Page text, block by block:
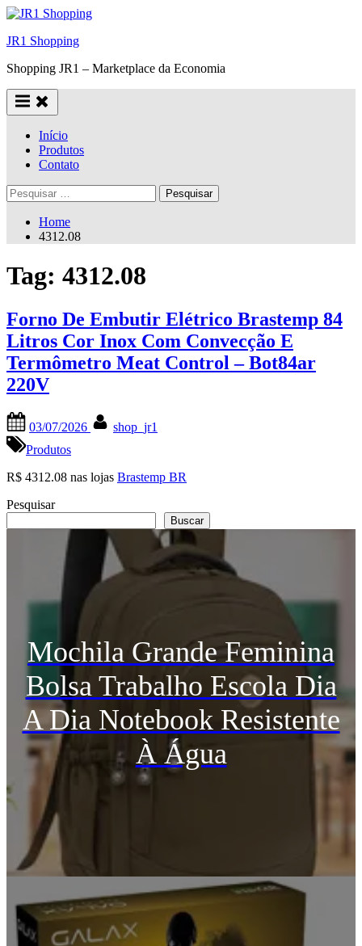
Skip
content
JR1 Shopping
Shopping JR1 – Marketplace da Economia
Início
Produtos
Contato
Pesquisar
por:
Home
4312.08
Tag: 4312.08
Forno De Embutir Elétrico Brastemp 84
Litros Cor Inox Com Convecção E
Termômetro Meat Control – Bot84ar
220V
on
03/07/2026
shop_jr1
Produtos
R$ 4312.08 nas lojas Brastemp BR
Pesquisar
Buscar
Mochila Grande Feminina
Bolsa Trabalho Escola Dia
A Dia Notebook Resistente
À Água